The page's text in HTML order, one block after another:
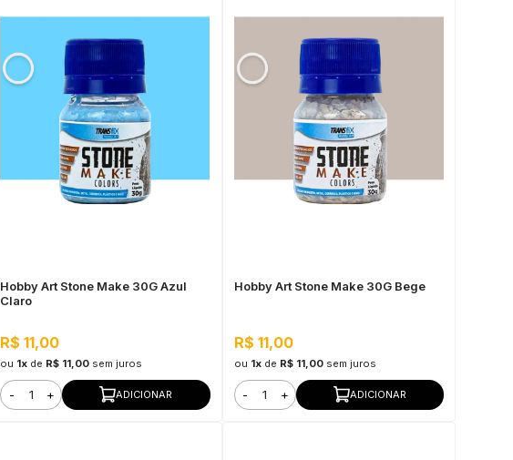
Hobby Art Stone Make 30G Azul
Claro
R$ 11,00
ou 1x de R$ 11,00 sem juros
- + ADICIONAR
Hobby Art Stone Make 30G Bege
R$ 11,00
ou 1xde R$ 11,00 sem juros
- + ADICIONAR